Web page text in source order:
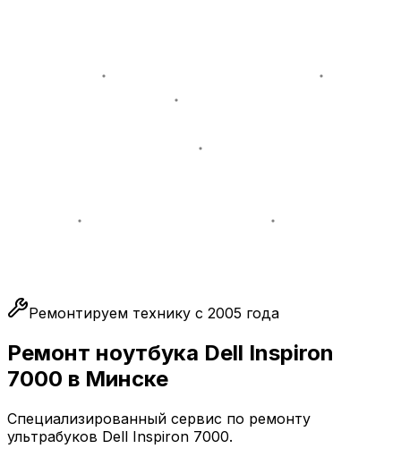
Ремонтируем технику с 2005 года
Ремонт ноутбука Dell Inspiron
7000 в Минске
Специализированный сервис по ремонту
ультрабуков Dell Inspiron 7000.